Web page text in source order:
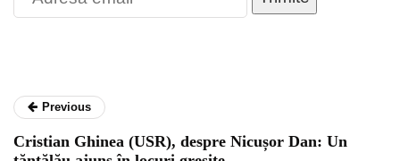
Previous
Cristian Ghinea (USR), despre Nicușor Dan: Un